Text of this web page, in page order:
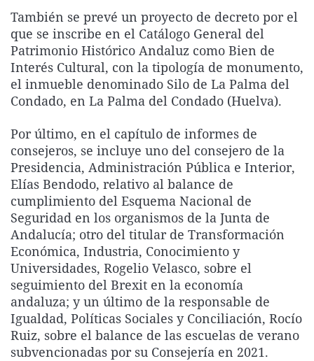
También se prevé un proyecto de decreto por el
que se inscribe en el Catálogo General del
Patrimonio Histórico Andaluz como Bien de
Interés Cultural, con la tipología de monumento,
el inmueble denominado Silo de La Palma del
Condado, en La Palma del Condado (Huelva).
Por último, en el capítulo de informes de
consejeros, se incluye uno del consejero de la
Presidencia, Administración Pública e Interior,
Elías Bendodo, relativo al balance de
cumplimiento del Esquema Nacional de
Seguridad en los organismos de la Junta de
Andalucía; otro del titular de Transformación
Económica, Industria, Conocimiento y
Universidades, Rogelio Velasco, sobre el
seguimiento del Brexit en la economía
andaluza; y un último de la responsable de
Igualdad, Políticas Sociales y Conciliación, Rocío
Ruiz, sobre el balance de las escuelas de verano
subvencionadas por su Consejería en 2021.